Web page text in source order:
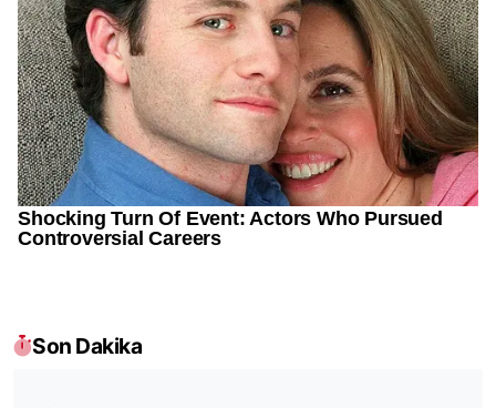
Son Dakika